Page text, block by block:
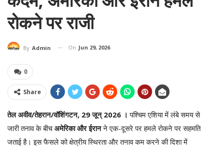
रोकने पर राजी
By Admin On Jun 29, 2026
0
Share
तेल अवीव/तेहरान/वॉशिंगटन, 29 जून्‌ 2026 ।पश्चिम एशिया में लंबे समय से
जारी तनाव के बीचअमेरिका और ईरानने एक-दूसरे पर हमले रोकने पर सहमति
जताई है। इस फैसले को क्षेत्रीय स्थिरता और तनाव कम करने की दिशा में